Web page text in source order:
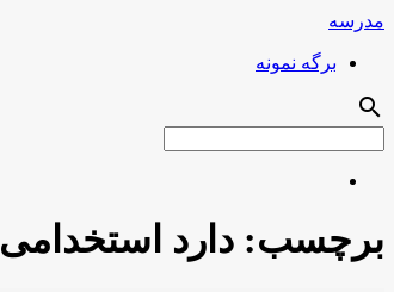
مدرسه
برگه نمونه
search
برچسب: دارد استخدامی